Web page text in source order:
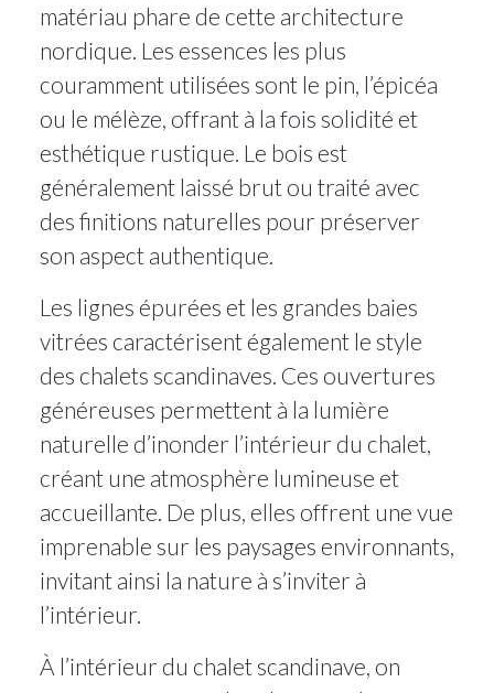
matériau phare de cette architecture
nordique. Les essences les plus
couramment utilisées sont le pin, l’épicéa
ou le mélèze, offrant à la fois solidité et
esthétique rustique. Le bois est
généralement laissé brut ou traité avec
des finitions naturelles pour préserver
son aspect authentique.
Les lignes épurées et les grandes baies
vitrées caractérisent également le style
des chalets scandinaves. Ces ouvertures
généreuses permettent à la lumière
naturelle d’inonder l’intérieur du chalet,
créant une atmosphère lumineuse et
accueillante. De plus, elles offrent une vue
imprenable sur les paysages environnants,
invitant ainsi la nature à s’inviter à
l’intérieur.
À l’intérieur du chalet scandinave, on